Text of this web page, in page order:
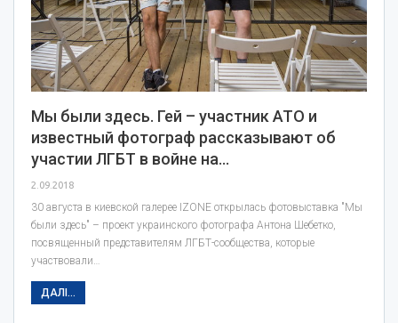
Мы были здесь. Гей – участник АТО и
известный фотограф рассказывают об
участии ЛГБТ в войне на…
2.09.2018
30 августа в киевской галерее IZONE открылась фотовыставка "Мы
были здесь" – проект украинского фотографа Антона Шебетко,
посвященный представителям ЛГБТ-сообщества, которые
участвовали…
ДАЛІ...